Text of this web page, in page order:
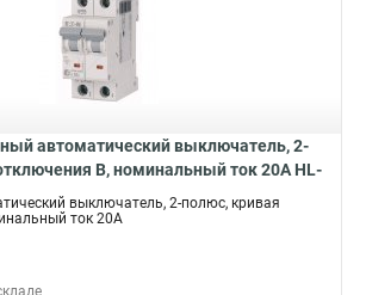
автоматический выключатель, 2-
B, номинальный ток 20А HL-
выключатель, 2-полюс, кривая
ток 20А